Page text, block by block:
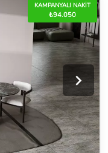
KAMPANYALI NAKİT
₺94.050